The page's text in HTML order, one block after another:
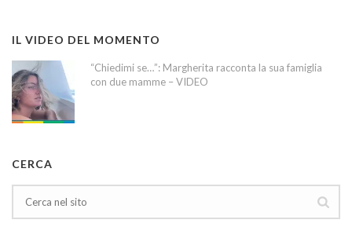
IL VIDEO DEL MOMENTO
“Chiedimi se…”: Margherita racconta la sua famiglia
con due mamme – VIDEO
CERCA